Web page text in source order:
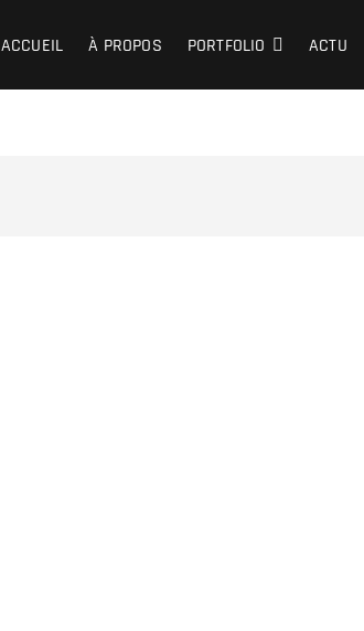
ACCUEIL À PROPOS PORTFOLIO ACTU